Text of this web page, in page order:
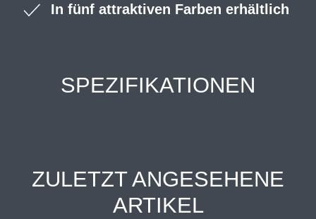
In fünf attraktiven Farben erhältlich
SPEZIFIKATIONEN
ZULETZT ANGESEHENE
ARTIKEL